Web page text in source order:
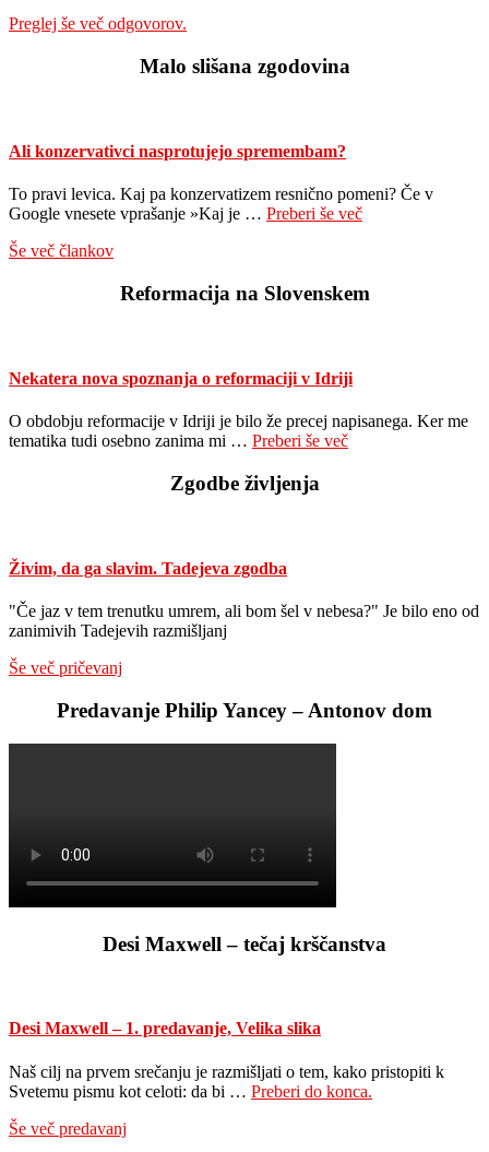
Preglej še več odgovorov.
Malo slišana zgodovina
Ali konzervativci nasprotujejo spremembam?
To pravi levica. Kaj pa konzervatizem resnično pomeni? Če v
Google vnesete vprašanje »Kaj je … Preberi še večabout
spremembam?
Še več člankov
Reformacija na Slovenskem
Nekatera nova spoznanja o reformaciji v Idriji
O obdobju reformacije v Idriji je bilo že precej napisanega. Ker me
tematika tudi osebno zanima mi … Preberi še večabout
Zgodbe življenja
Živim, da ga slavim. Tadejeva zgodba
"Če jaz v tem trenutku umrem, ali bom šel v nebesa?" Je bilo eno od
zanimivih Tadejevih razmišljanj
Še več pričevanj
Predavanje Philip Yancey – Antonov dom
Desi Maxwell – tečaj krščanstva
Desi Maxwell – 1. predavanje, Velika slika
Naš cilj na prvem srečanju je razmišljati o tem, kako pristopiti k
Svetemu pismu kot celoti: da bi … Preberi do konca.
Še več predavanj